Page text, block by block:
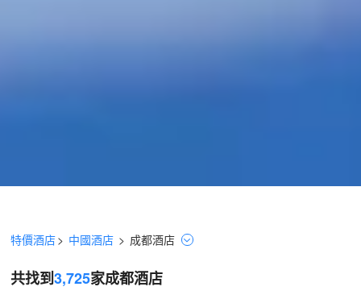
特價酒店> 中國酒店 > 成都酒店
共找到3,725家成都酒店